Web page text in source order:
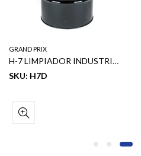
GRAND PRIX
H-7 LIMPIADOR INDUSTRIAL Y DESENGRASANTE 55 GL
SKU: H7D